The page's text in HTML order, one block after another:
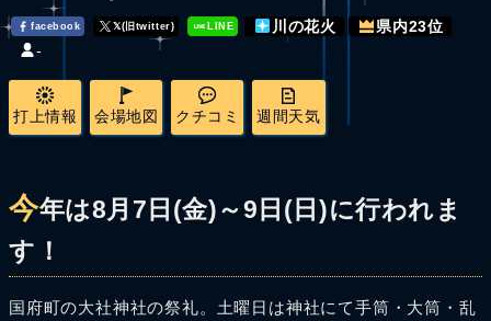
facebook 𝕏(旧twitter) LINE 川の花火 県内23位
-
打上情報 会場地図 クチコミ 週間天気
今年は8月7日(金)～9日(日)に行われま
す！
国府町の大社神社の祭礼。土曜日は神社にて手筒・大筒・乱